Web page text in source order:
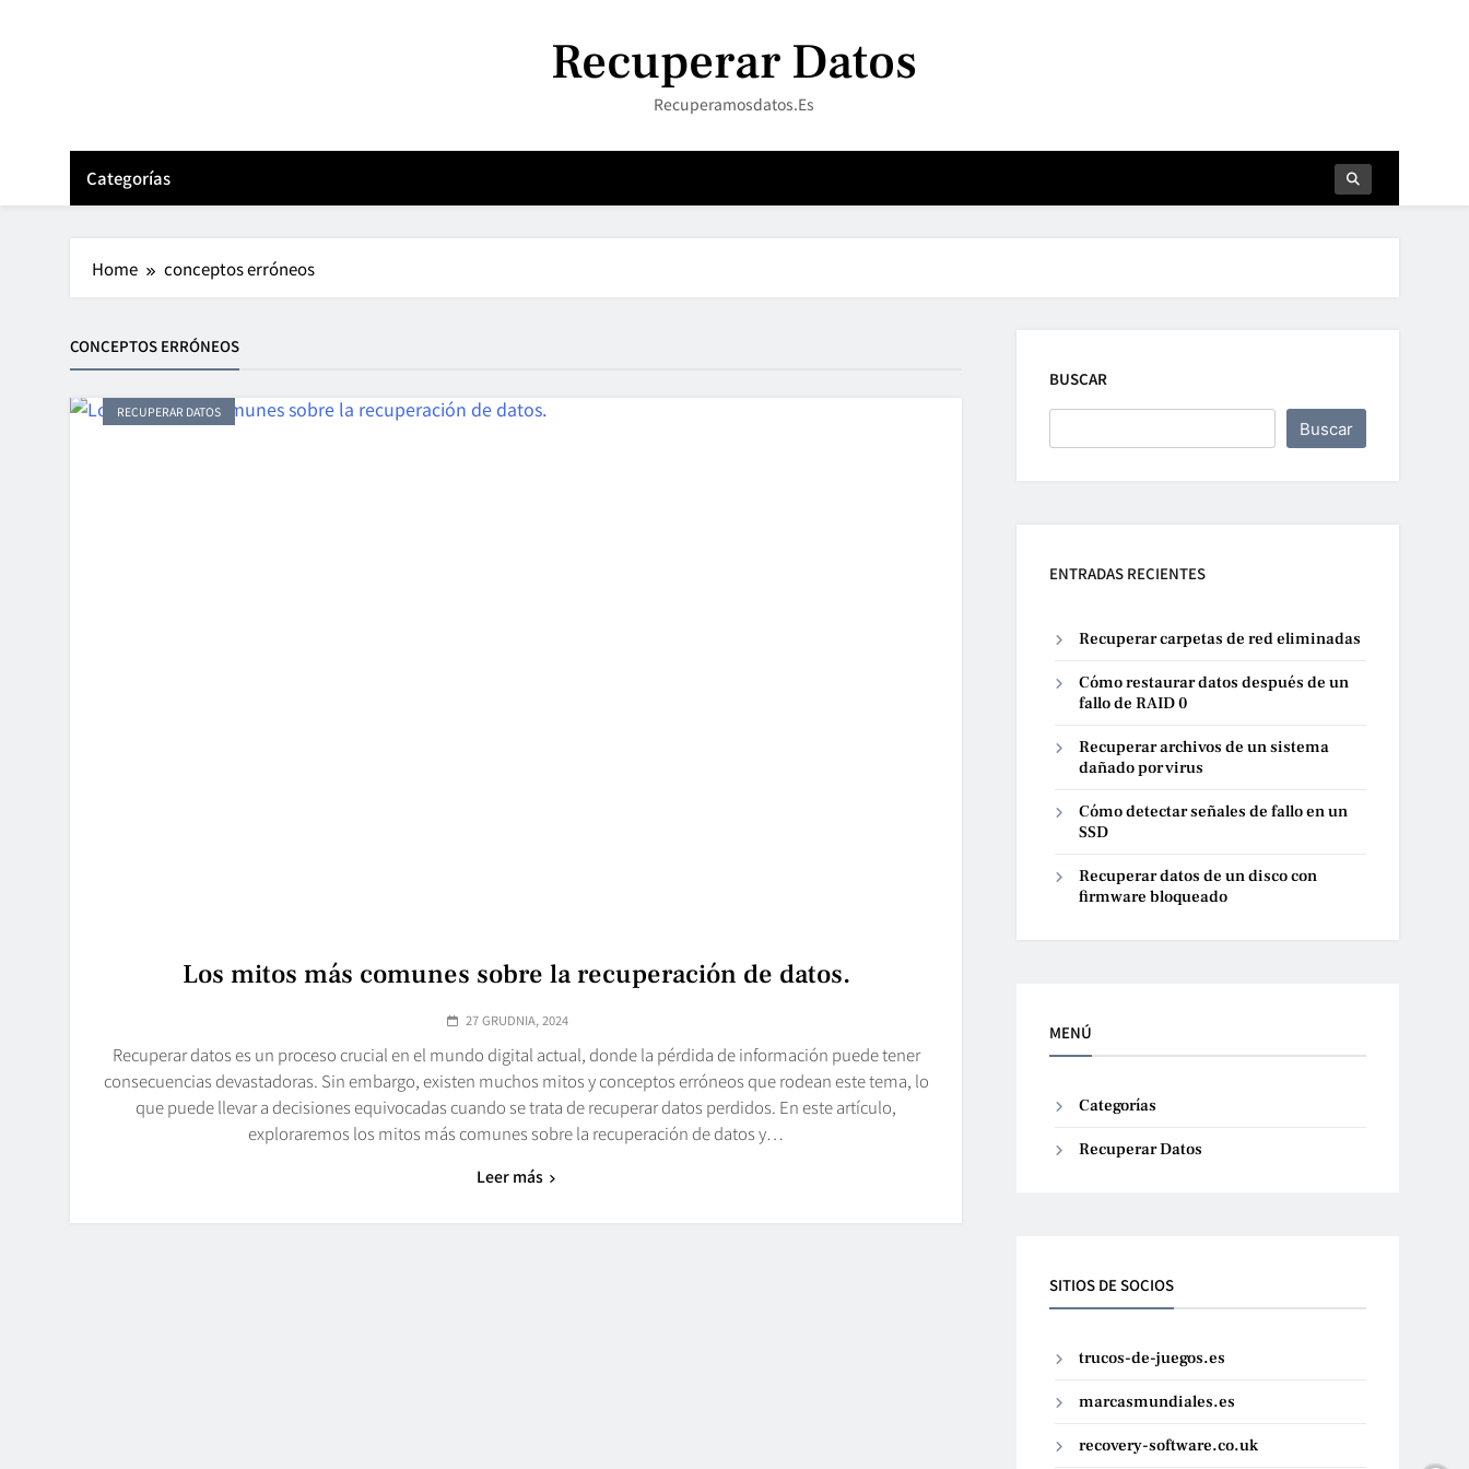
Recuperar Datos
Recuperamosdatos.es
Categorías
Home conceptos erróneos
CONCEPTOS ERRÓNEOS
RECUPERAR DATOS
Los mitos más comunes sobre la recuperación de datos.
27 GRUDNIA, 2024
Recuperar datos es un proceso crucial en el mundo digital actual, donde la pérdida de información puede tener
consecuencias devastadoras. Sin embargo, existen muchos mitos y conceptos erróneos que rodean este tema, lo
que puede llevar a decisiones equivocadas cuando se trata de recuperar datos perdidos. En este artículo,
exploraremos los mitos más comunes sobre la recuperación de datos y…
Leer más
BUSCAR
Buscar
ENTRADAS RECIENTES
Recuperar carpetas de red eliminadas
Cómo restaurar datos después de un
fallo de RAID 0
Recuperar archivos de un sistema
dañado por virus
Cómo detectar señales de fallo en un
SSD
Recuperar datos de un disco con
firmware bloqueado
MENÚ
Categorías
Recuperar Datos
SITIOS DE SOCIOS
trucos-de-juegos.es
marcasmundiales.es
recovery-software.co.uk